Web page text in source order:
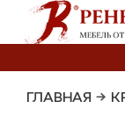
ГЛАВНАЯ →